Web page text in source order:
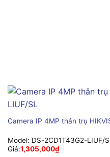
Camera IP 4MP thân trụ
Model: DS-2CD1T43G2-LIUF/
Giá:1,305,000₫